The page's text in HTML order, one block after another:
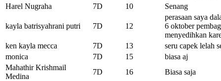
Harel Nugraha
7D 10 Senang
kayla batrisyahrani putri 7D 12
perasaan saya
6 oktober
menyedihkan
ken kayla mecca
7D 13
seru capek lelah
monica
7D 15
biasa aj
Mahathir Krishmail
Medina
7D 16
Biasa saja